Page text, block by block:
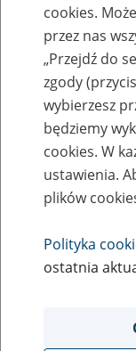
Szkolenia
Zaproś ZUS
eZUS w
Rodzaj wydarzenia
Szkolenia
obsługa klientów
cookies.
przez nas
„Przejdź do
zgody
wybierzesz
będziemy
cookies. W
ustawienia.
plików
Polityka
ostatnia